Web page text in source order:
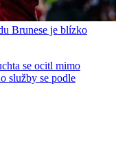
Brunese je blízko
se ocitl mimo
služby se podle